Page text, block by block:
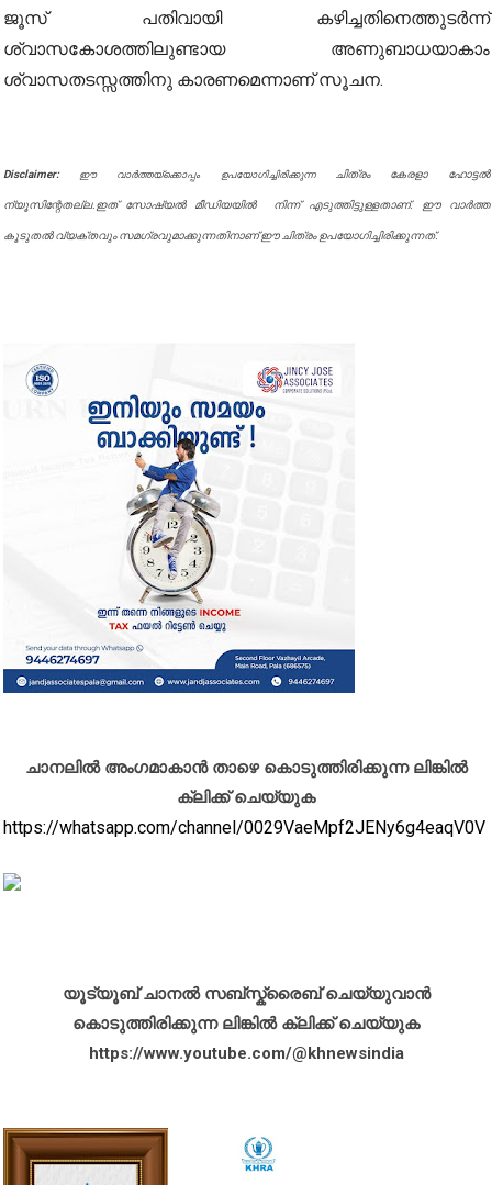
ജൂസ് പതിവായി കഴിച്ചതിനെത്തുടർന്ന്
ശ്വാസകോശത്തിലുണ്ടായ അണുബാധയാകാം
ശ്വാസതടസ്സത്തിനു കാരണമെന്നാണ് സൂചന.
Disclaimer: ഈ വാർത്തയ്ക്കൊപ്പം ഉപയോഗിച്ചിരിക്കുന്ന ചിത്രം കേരളാ ഹോട്ടൽ
ന്യൂസിന്റേതല്ല.ഇത് സോഷ്യൽ മീഡിയയിൽ നിന്ന് എടുത്തിട്ടുള്ളതാണ്. ഈ വാർത്ത
കൂടുതൽ വ്യക്തവും സമഗ്രവുമാക്കുന്നതിനാണ് ഈ ചിത്രം ഉപയോഗിച്ചിരിക്കുന്നത്.
ചാനലിൽ അംഗമാകാൻ താഴെ കൊടുത്തിരിക്കുന്ന ലിങ്കിൽ
ക്ലിക്ക് ചെയ്യുക
https://whatsapp.com/channel/0029VaeMpf2JENy6g4eaqV0V
യൂട്യൂബ് ചാനൽ സബ്സ്ക്രൈബ് ചെയ്യുവാൻ
കൊടുത്തിരിക്കുന്ന ലിങ്കിൽ ക്ലിക്ക് ചെയ്യുക
https://www.youtube.com/@khnewsindia